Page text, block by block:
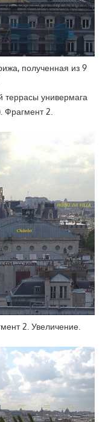
полученная из 9
террасы универмага
Фрагмент 2.
2. Увеличение.